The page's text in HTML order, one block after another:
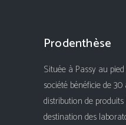
Prodenthèse
Située à Passy au
société bénéficie de
distribution de
destination des